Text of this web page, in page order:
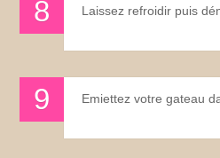
Laissez refroidir puis
Emiettez votre gateau